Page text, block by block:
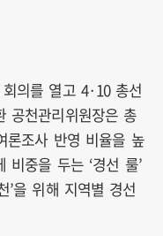
의를 열고 4·10 총선
공천관리위원장은 총
론조사 반영 비율을 높
비중을 두는 ‘경선 룰’
’을 위해 지역별 경선